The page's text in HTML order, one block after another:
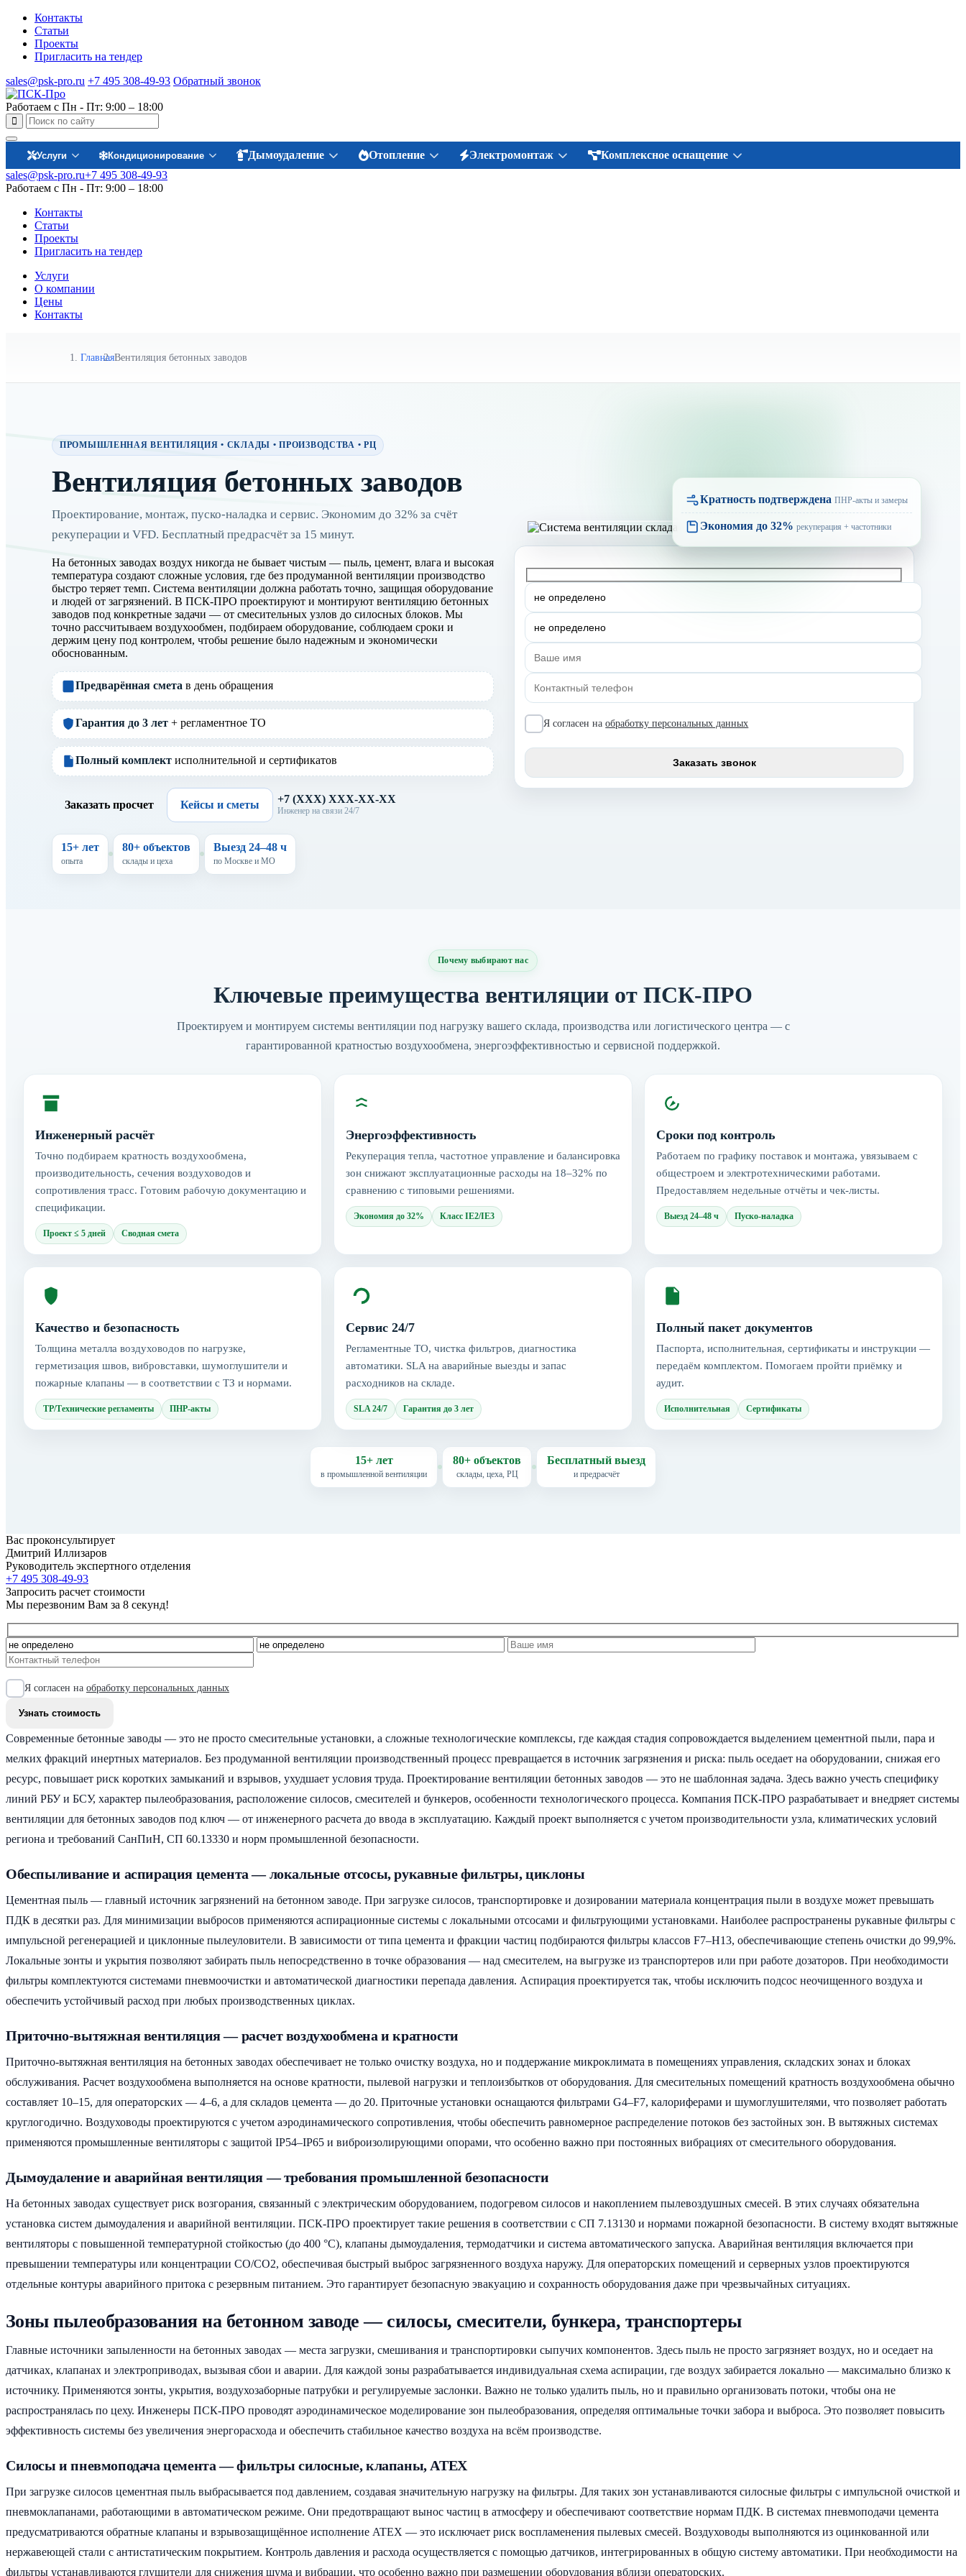
Контакты
Статьи
Проекты
Пригласить на тендер
sales@psk-pro.ru +7 495 308-49-93 Обратный звонок
Работаем с Пн - Пт: 9:00 – 18:00
Услуги Кондиционирование Дымоудаление Отопление Электромонтаж
Комплексное оснащение
sales@psk-pro.ru+7 495 308-49-93
Работаем с Пн - Пт: 9:00 – 18:00
Контакты
Статьи
Проекты
Пригласить на тендер
Услуги
О компании
Цены
Контакты
ГлавнаяВентиляция бетонных заводов
ПРОМЫШЛЕННАЯ ВЕНТИЛЯЦИЯ • СКЛАДЫ • ПРОИЗВОДСТВА • РЦ
Вентиляция бетонных заводов
Проектирование, монтаж, пуско-наладка и сервис. Экономим до 32% за счёт
рекуперации и VFD. Бесплатный предрасчёт за 15 минут.
На бетонных заводах воздух никогда не бывает чистым — пыль, цемент, влага и высокая
температура создают сложные условия, где без продуманной вентиляции производство
быстро теряет темп. Система вентиляции должна работать точно, защищая оборудование
и людей от загрязнений. В ПСК-ПРО проектируют и монтируют вентиляцию бетонных
заводов под конкретные задачи — от смесительных узлов до силосных блоков. Мы
точно рассчитываем воздухообмен, подбираем оборудование, соблюдаем сроки и
держим цену под контролем, чтобы решение было надежным и экономически
обоснованным.
Предварённая смета в день обращения
Гарантия до 3 лет + регламентное ТО
Полный комплект исполнительной и сертификатов
Заказать просчет Кейсы и сметы +7 (XXX) XXX-XX-XX
Инженер на связи 24/7
15+ лет
опыта
80+ объектов
склады и цеха
Выезд 24–48 ч
по Москве и МО
Кратность подтверждена ПНР-акты и замеры
Экономия до 32% рекуперация + частотники
Я согласен наобработку персональных данных
Почему выбирают нас
Ключевые преимущества вентиляции от ПСК-ПРО
Проектируем и монтируем системы вентиляции под нагрузку вашего склада, производства или логистического центра — с
гарантированной кратностью воздухообмена, энергоэффективностью и сервисной поддержкой.
Инженерный расчёт
Точно подбираем кратность воздухообмена,
производительность, сечения воздуховодов и
сопротивления трасс. Готовим рабочую документацию и
спецификации.
Проект ≤ 5 дней Сводная смета
Энергоэффективность
Рекуперация тепла, частотное управление и балансировка
зон снижают эксплуатационные расходы на 18–32% по
сравнению с типовыми решениями.
Экономия до 32% Класс IE2/IE3
Сроки под контроль
Работаем по графику поставок и монтажа, увязываем с
общестроем и электротехническими работами.
Предоставляем недельные отчёты и чек-листы.
Выезд 24–48 ч Пуско-наладка
Качество и безопасность
Толщина металла воздуховодов по нагрузке,
герметизация швов, вибровставки, шумоглушители и
пожарные клапаны — в соответствии с ТЗ и нормами.
ТР/Технические регламенты ПНР-акты
Сервис 24/7
Регламентные ТО, чистка фильтров, диагностика
автоматики. SLA на аварийные выезды и запас
расходников на складе.
SLA 24/7 Гарантия до 3 лет
Полный пакет документов
Паспорта, исполнительная, сертификаты и инструкции —
передаём комплектом. Помогаем пройти приёмку и
аудит.
Исполнительная Сертификаты
15+ лет
в промышленной вентиляции
80+ объектов
склады, цеха, РЦ
Бесплатный выезд
и предрасчёт
Вас проконсультирует
Дмитрий Иллизаров
Руководитель экспертного отделения
+7 495 308-49-93
Запросить расчет стоимости
Мы перезвоним Вам за 8 секунд!
Я согласен на обработку персональных данных
Современные бетонные заводы — это не просто смесительные установки, а сложные технологические комплексы, где каждая стадия сопровождается выделением цементной пыли, пара и
мелких фракций инертных материалов. Без продуманной вентиляции производственный процесс превращается в источник загрязнения и риска: пыль оседает на оборудовании, снижая его
ресурс, повышает риск коротких замыканий и взрывов, ухудшает условия труда. Проектирование вентиляции бетонных заводов — это не шаблонная задача. Здесь важно учесть специфику
линий РБУ и БСУ, характер пылеобразования, расположение силосов, смесителей и бункеров, особенности технологического процесса. Компания ПСК-ПРО разрабатывает и внедряет системы
вентиляции для бетонных заводов под ключ — от инженерного расчета до ввода в эксплуатацию. Каждый проект выполняется с учетом производительности узла, климатических условий
региона и требований СанПиН, СП 60.13330 и норм промышленной безопасности.
Обеспыливание и аспирация цемента — локальные отсосы, рукавные фильтры, циклоны
Цементная пыль — главный источник загрязнений на бетонном заводе. При загрузке силосов, транспортировке и дозировании материала концентрация пыли в воздухе может превышать
ПДК в десятки раз. Для минимизации выбросов применяются аспирационные системы с локальными отсосами и фильтрующими установками. Наиболее распространены рукавные фильтры с
импульсной регенерацией и циклонные пылеуловители. В зависимости от типа цемента и фракции частиц подбираются фильтры классов F7–H13, обеспечивающие степень очистки до 99,9%.
Локальные зонты и укрытия позволяют забирать пыль непосредственно в точке образования — над смесителем, на выгрузке из транспортеров или при работе дозаторов. При необходимости
фильтры комплектуются системами пневмоочистки и автоматической диагностики перепада давления. Аспирация проектируется так, чтобы исключить подсос неочищенного воздуха и
обеспечить устойчивый расход при любых производственных циклах.
Приточно-вытяжная вентиляция — расчет воздухообмена и кратности
Приточно-вытяжная вентиляция на бетонных заводах обеспечивает не только очистку воздуха, но и поддержание микроклимата в помещениях управления, складских зонах и блоках
обслуживания. Расчет воздухообмена выполняется на основе кратности, пылевой нагрузки и теплоизбытков от оборудования. Для смесительных помещений кратность воздухообмена обычно
составляет 10–15, для операторских — 4–6, а для складов цемента — до 20. Приточные установки оснащаются фильтрами G4–F7, калориферами и шумоглушителями, что позволяет работать
круглогодично. Воздуховоды проектируются с учетом аэродинамического сопротивления, чтобы обеспечить равномерное распределение потоков без застойных зон. В вытяжных системах
применяются промышленные вентиляторы с защитой IP54–IP65 и виброизолирующими опорами, что особенно важно при постоянных вибрациях от смесительного оборудования.
Дымоудаление и аварийная вентиляция — требования промышленной безопасности
На бетонных заводах существует риск возгорания, связанный с электрическим оборудованием, подогревом силосов и накоплением пылевоздушных смесей. В этих случаях обязательна
установка систем дымоудаления и аварийной вентиляции. ПСК-ПРО проектирует такие решения в соответствии с СП 7.13130 и нормами пожарной безопасности. В систему входят вытяжные
вентиляторы с повышенной температурной стойкостью (до 400 °C), клапаны дымоудаления, термодатчики и система автоматического запуска. Аварийная вентиляция включается при
превышении температуры или концентрации CO/CO2, обеспечивая быстрый выброс загрязненного воздуха наружу. Для операторских помещений и серверных узлов проектируются
отдельные контуры аварийного притока с резервным питанием. Это гарантирует безопасную эвакуацию и сохранность оборудования даже при чрезвычайных ситуациях.
Зоны пылеобразования на бетонном заводе — силосы, смесители, бункера, транспортеры
Главные источники запыленности на бетонных заводах — места загрузки, смешивания и транспортировки сыпучих компонентов. Здесь пыль не просто загрязняет воздух, но и оседает на
датчиках, клапанах и электроприводах, вызывая сбои и аварии. Для каждой зоны разрабатывается индивидуальная схема аспирации, где воздух забирается локально — максимально близко к
источнику. Применяются зонты, укрытия, воздухозаборные патрубки и регулируемые заслонки. Важно не только удалить пыль, но и правильно организовать потоки, чтобы она не
распространялась по цеху. Инженеры ПСК-ПРО проводят аэродинамическое моделирование зон пылеобразования, определяя оптимальные точки забора и выброса. Это позволяет повысить
эффективность системы без увеличения энергорасхода и обеспечить стабильное качество воздуха на всём производстве.
Силосы и пневмоподача цемента — фильтры силосные, клапаны, ATEX
При загрузке силосов цементная пыль выбрасывается под давлением, создавая значительную нагрузку на фильтры. Для таких зон устанавливаются силосные фильтры с импульсной очисткой и
пневмоклапанами, работающими в автоматическом режиме. Они предотвращают вынос частиц в атмосферу и обеспечивают соответствие нормам ПДК. В системах пневмоподачи цемента
предусматриваются обратные клапаны и взрывозащищённое исполнение ATEX — это исключает риск воспламенения пылевых смесей. Воздуховоды выполняются из оцинкованной или
нержавеющей стали с антистатическим покрытием. Контроль давления и расхода осуществляется с помощью датчиков, интегрированных в общую систему автоматики. При необходимости на
фильтры устанавливаются глушители для снижения шума и вибрации, что особенно важно при размещении оборудования вблизи операторских.